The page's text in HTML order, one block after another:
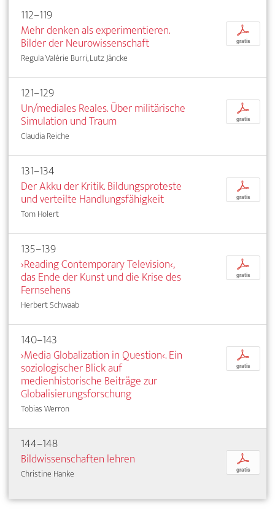
112–119
Mehr denken als experimentieren.
Bilder der Neurowissenschaft
Regula Valérie Burri, Lutz Jäncke
p
gratis
121–129
Un/mediales Reales. Über militärische
Simulation und Traum
Claudia Reiche
p
gratis
131–134
Der Akku der Kritik. Bildungsproteste
und verteilte Handlungsfähigkeit
Tom Holert
p
gratis
135–139
›Reading Contemporary Television‹,
das Ende der Kunst und die Krise des
Fernsehens
Herbert Schwaab
p
gratis
140–143
›Media Globalization in Question‹. Ein
soziologischer Blick auf
medienhistorische Beiträge zur
Globalisierungsforschung
Tobias Werron
p
gratis
144–148
Bildwissenschaften lehren
Christine Hanke
p
gratis